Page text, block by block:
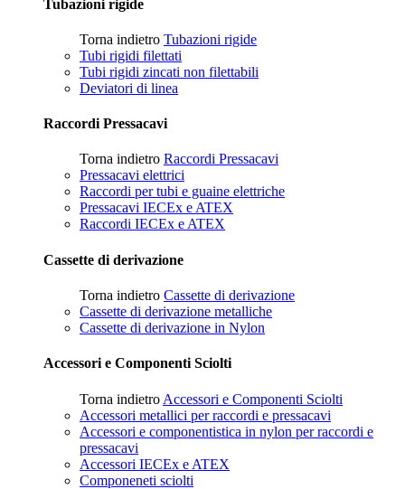
Tubazioni rigide
Torna indietro Tubazioni rigide
Tubi rigidi filettati
Tubi rigidi zincati non filettabili
Deviatori di linea
Raccordi Pressacavi
Torna indietro Raccordi Pressacavi
Pressacavi elettrici
Raccordi per tubi e guaine elettriche
Pressacavi IECEx e ATEX
Raccordi IECEx e ATEX
Cassette di derivazione
Torna indietro Cassette di derivazione
Cassette di derivazione metalliche
Cassette di derivazione in Nylon
Accessori e Componenti Sciolti
Torna indietro Accessori e Componenti Sciolti
Accessori metallici per raccordi e pressacavi
Accessori e componentistica in nylon per raccordi e
pressacavi
Accessori IECEx e ATEX
Componeneti sciolti